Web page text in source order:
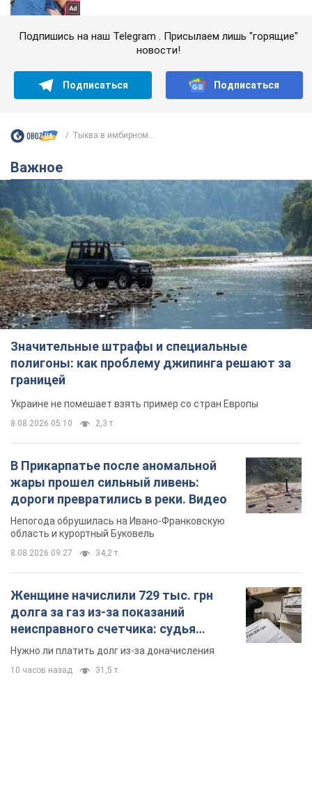
Подпишись на наш Telegram . Присылаем лишь "горящие"
новости!
Подписаться Подписаться
Тыква в имбирном...
Важное
Значительные штрафы и специальные
полигоны: как проблему джипинга решают за
границей
Украине не помешает взять пример со стран Европы
8.08.2026 05:10 2,3 т.
В Прикарпатье после аномальной
жары прошел сильный ливень:
дороги превратились в реки. Видео
Непогода обрушилась на Ивано-Франковскую
область и курортный Буковель
8.08.2026 09:27 34,2 т.
Женщине начислили 729 тыс. грн
долга за газ из-за показаний
неисправного счетчика: судья
вынес неожиданное решение
Нужно ли платить долг из-за доначисления
10 часов назад 31,5 т.